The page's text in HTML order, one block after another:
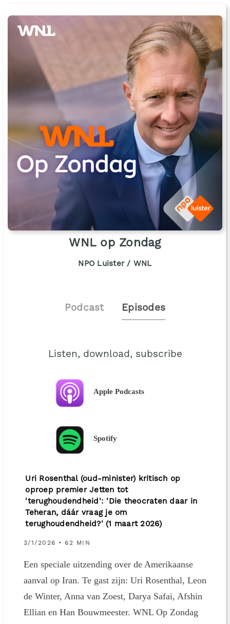
WNL op Zondag
NPO Luister / WNL
Podcast Episodes
Listen, download, subscribe
Apple Podcasts
Spotify
Uri Rosenthal (oud-minister) kritisch op
oproep premier Jetten tot
'terughoudendheid': 'Die theocraten daar in
Teheran, dáár vraag je om
terughoudendheid?' (1 maart 2026)
3/1/2026 • 62 MIN
Een speciale uitzending over de Amerikaanse
aanval op Iran. Te gast zijn: Uri Rosenthal, Leon
de Winter, Anna van Zoest, Darya Safai, Afshin
Ellian en Han Bouwmeester. WNL Op Zondag